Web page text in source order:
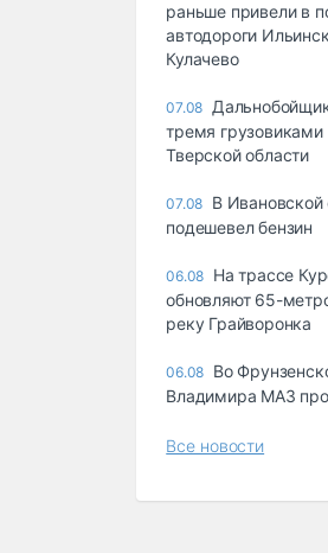
раньше привели в
автодороги
Кулачево
07.08
тремя
Тверской области
07.08 В Ивановской
подешевел бензин
06.08 На трассе
обновляют 65-
реку Грайворонка
06.08 Во
Владимира МАЗ
Все новости